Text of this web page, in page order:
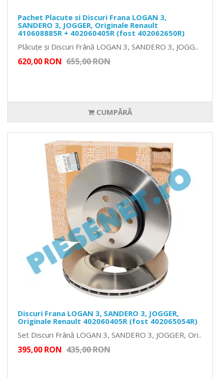
Pachet Placute si Discuri Frana LOGAN 3,
SANDERO 3, JOGGER, Originale Renault
410608885R + 402060405R (fost 402062650R)
Plăcuțe și Discuri Frână LOGAN 3, SANDERO 3, JOGG..
620,00 RON 655,00 RON
CUMPĂRĂ
Discuri Frana LOGAN 3, SANDERO 3, JOGGER,
Originale Renault 402060405R (fost 402065054R)
Set Discuri Frână LOGAN 3, SANDERO 3, JOGGER, Ori..
395,00 RON 435,00 RON